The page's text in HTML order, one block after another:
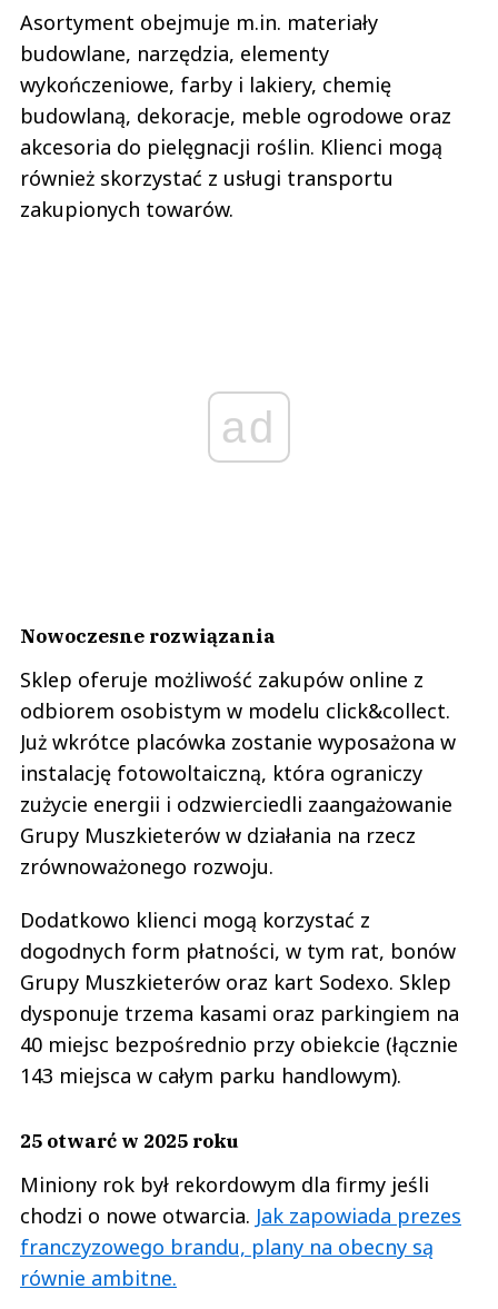
Asortyment obejmuje m.in. materiały
budowlane, narzędzia, elementy
wykończeniowe, farby i lakiery, chemię
budowlaną, dekoracje, meble ogrodowe oraz
akcesoria do pielęgnacji roślin. Klienci mogą
również skorzystać z usługi transportu
zakupionych towarów.
ad
Nowoczesne rozwiązania
Sklep oferuje możliwość zakupów online z
odbiorem osobistym w modelu click&collect.
Już wkrótce placówka zostanie wyposażona w
instalację fotowoltaiczną, która ograniczy
zużycie energii i odzwierciedli zaangażowanie
Grupy Muszkieterów w działania na rzecz
zrównoważonego rozwoju.
Dodatkowo klienci mogą korzystać z
dogodnych form płatności, w tym rat, bonów
Grupy Muszkieterów oraz kart Sodexo. Sklep
dysponuje trzema kasami oraz parkingiem na
40 miejsc bezpośrednio przy obiekcie (łącznie
143 miejsca w całym parku handlowym).
25 otwarć w 2025 roku
Miniony rok był rekordowym dla firmy jeśli
chodzi o nowe otwarcia. Jak zapowiada prezes
franczyzowego brandu, plany na obecny są
równie ambitne.